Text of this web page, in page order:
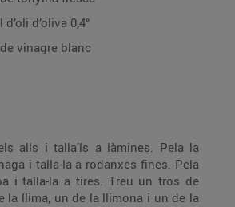
d’oli d’oliva 0,4°
vinagre blanc
alls i talla’ls a làmines. Pela la
la a rodanxes fines. Pela
i talla-la a tires. Treu un tros de
la llima, un de la llimona i un de la